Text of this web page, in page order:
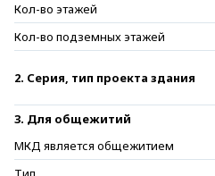
Кол-во этажей
Кол-во подземных этажей
2. Серия, тип проекта здания
3. Для общежитий
МКД является общежитием